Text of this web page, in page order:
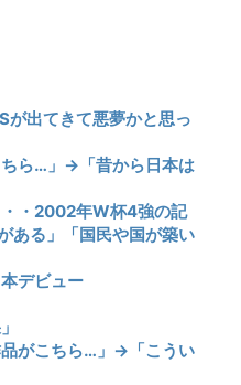
が出てきて悪夢かと思っ
ちら…」→「昔から日本は
・・2002年W杯4強の記
ある」「国民や国が築い
デビュー
品がこちら…」→「こうい